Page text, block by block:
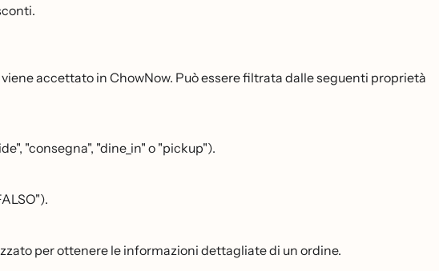
accettato in ChowNow. Può essere filtrata dalle seguenti proprietà
"consegna", "dine_in" o "pickup").
per ottenere le informazioni dettagliate di un ordine.